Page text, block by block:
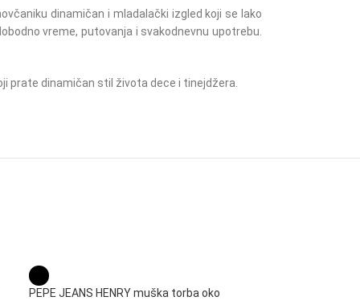
dinamičan i mladalački izgled koji se lako
vreme, putovanja i svakodnevnu upotrebu.
prate dinamičan stil života dece i tinejdžera.
PEPE JEANS HENRY muška torba oko